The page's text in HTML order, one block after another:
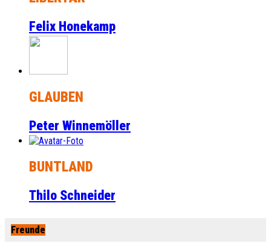
Felix Honekamp
GLAUBEN
Peter Winnemöller
BUNTLAND
Thilo Schneider
Freunde